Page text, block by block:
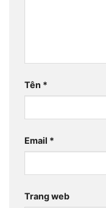
Tên *
Email *
Trang web